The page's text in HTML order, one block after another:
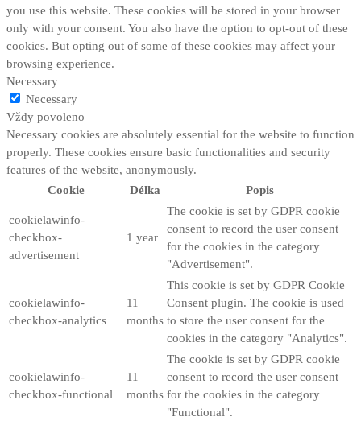
you use this website. These cookies will be stored in your browser
only with your consent. You also have the option to opt-out of these
cookies. But opting out of some of these cookies may affect your
browsing experience.
Necessary
Necessary
Vždy povoleno
Necessary cookies are absolutely essential for the website to function
properly. These cookies ensure basic functionalities and security
features of the website, anonymously.
Cookie
Délka Popis
cookielawinfo-
checkbox-
advertisement
1 year
The cookie is set by GDPR cookie
consent to record the user consent
for the cookies in the category
"Advertisement".
cookielawinfo-
checkbox-analytics
11
months
This cookie is set by GDPR Cookie
Consent plugin. The cookie is used
to store the user consent for the
cookies in the category "Analytics".
cookielawinfo-
checkbox-functional
11
months
The cookie is set by GDPR cookie
consent to record the user consent
for the cookies in the category
"Functional".